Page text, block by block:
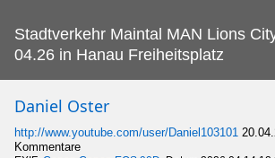
Stadtverkehr Maintal MAN Lions
04.26 in Hanau Freiheitsplatz
Daniel Oster
http://www.youtube.com/user/Daniel103101
Kommentare